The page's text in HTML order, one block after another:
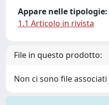
Appare nelle tipologie:
1.1 Articolo in rivista
File in questo prodotto:
Non ci sono file